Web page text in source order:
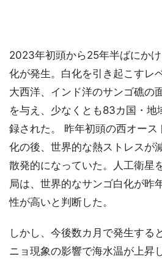
2023年初頭から25年半ばにか
化が発生。白化を引き起こすレ
大西洋、インド洋のサンゴ礁の
を与え、少なくとも83カ国・地
録された。 昨年初頭の西オース
化の後、世界的な熱ストレスが
散発的になっていた。人工衛星
局は、世界的なサンゴ白化が昨
性が高いと判断した。
しかし、今後数カ月で発生する
ニョ現象の影響で海水温が上昇